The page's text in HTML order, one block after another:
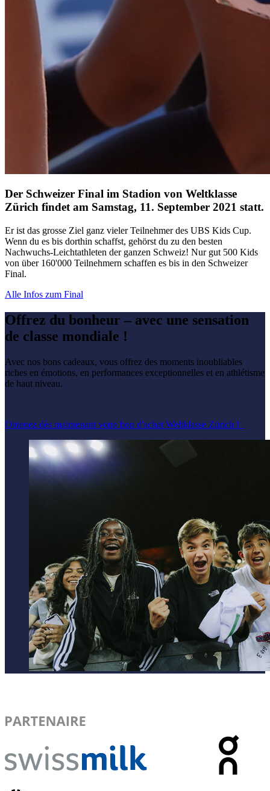
Der Schweizer Final im Stadion von Weltklasse
Zürich findet am Samstag, 11. September 2021 statt.
Er ist das grosse Ziel ganz vieler Teilnehmer des UBS Kids Cup.
Wenn du es bis dorthin schaffst, gehörst du zu den besten
Nachwuchs-Leichtathleten der ganzen Schweiz! Nur gut 500 Kids
von über 160'000 Teilnehmern schaffen es bis in den Schweizer
Final.
Alle Infos zum Final
Offrez du bonheur – avec une sensation
de classe mondiale !
Avec nos bons cadeaux, vous offrez des moments inoubliables
riches en émotions, en performances exceptionnelles et en athlétisme
de haut niveau.
Obtenez dès maintenant votre bon d'achat Weltklasse Zürich !